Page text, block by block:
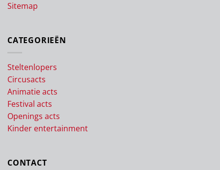
Sitemap
CATEGORIEËN
Steltenlopers
Circusacts
Animatie acts
Festival acts
Openings acts
Kinder entertainment
CONTACT